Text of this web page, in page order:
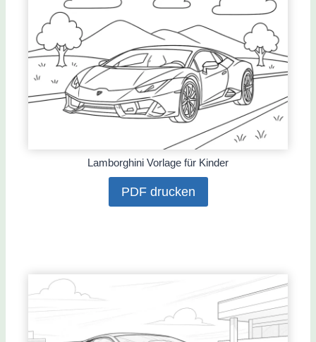
Lamborghini Vorlage für Kinder
PDF drucken